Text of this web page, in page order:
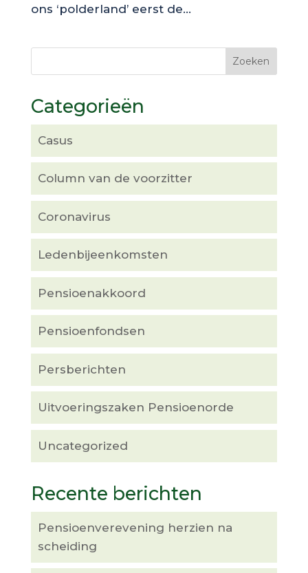
ons ‘polderland’ eerst de...
Categorieën
Casus
Column van de voorzitter
Coronavirus
Ledenbijeenkomsten
Pensioenakkoord
Pensioenfondsen
Persberichten
Uitvoeringszaken Pensioenorde
Uncategorized
Recente berichten
Pensioenverevening herzien na
scheiding